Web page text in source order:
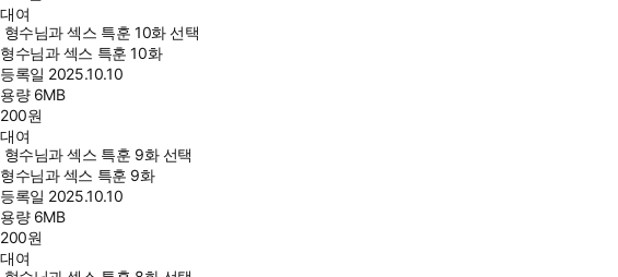
대여
형수님과 섹스 특훈 10화 선택
형수님과 섹스 특훈 10화
등록일 2025.10.10
용량 6MB
200원
대여
형수님과 섹스 특훈 9화 선택
형수님과 섹스 특훈 9화
등록일 2025.10.10
용량 6MB
200원
대여